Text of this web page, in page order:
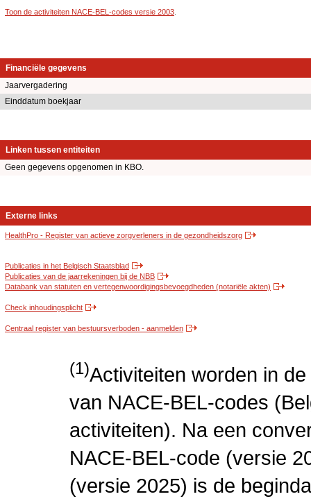
Toon de activiteiten NACE-BEL-codes versie 2003
Financiële gegevens
Jaarvergadering
Einddatum boekjaar
Linken tussen entiteiten
Geen gegevens opgenomen in KBO.
Externe links
HealthPro - Register van actieve zorgverleners in de gezondheidszorg
Publicaties in het Belgisch Staatsblad
Publicaties van de jaarrekeningen bij de NBB
Databank van statuten en vertegenwoordigingsbevoegdheden (notariële akten)
Check inhoudingsplicht
Centraal register van bestuursverboden - aanmelden
(1)Activiteiten worden in
van NACE-BEL-codes
activiteiten). Na een
NACE-BEL-code (versie
(versie 2025) is de